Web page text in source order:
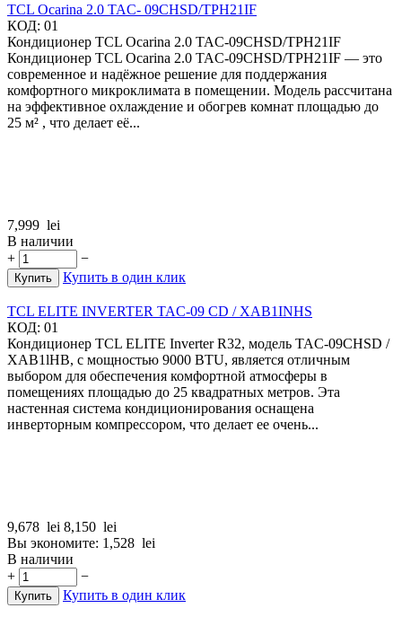
TCL Ocarina 2.0 TAC- 09CHSD/TPH21IF
КОД: 01
Кондиционер TCL Ocarina 2.0 TAC-09CHSD/TPH21IF
Кондиционер TCL Ocarina 2.0 TAC-09CHSD/TPH21IF — это
современное и надёжное решение для поддержания
комфортного микроклимата в помещении. Модель рассчитана
на эффективное охлаждение и обогрев комнат площадью до
25 м² , что делает её...
7,999 lei
В наличии
+
−
Купить Купить в один клик
TCL ELITЕ INVERTER TAC-09 CD / XAB1INHS
КОД: 01
Кондиционер TCL ELITE Inverter R32, модель TAC-09CHSD /
XAB1lHB, с мощностью 9000 BTU, является отличным
выбором для обеспечения комфортной атмосферы в
помещениях площадью до 25 квадратных метров. Эта
настенная система кондиционирования оснащена
инверторным компрессором, что делает ее очень...
9,678 lei 8,150 lei
Вы экономите: 1,528 lei
В наличии
+
−
Купить Купить в один клик